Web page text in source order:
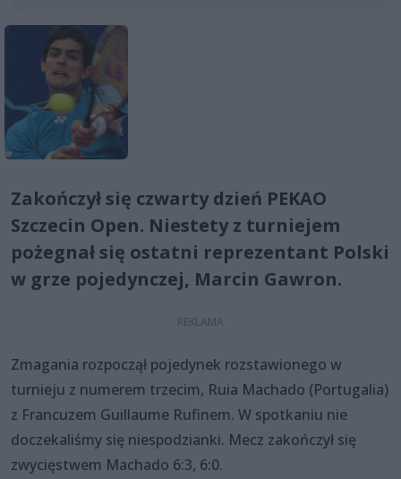
Zakończył się czwarty dzień PEKAO
Szczecin Open. Niestety z turniejem
pożegnał się ostatni reprezentant Polski
w grze pojedynczej, Marcin Gawron.
Zmagania rozpoczął pojedynek rozstawionego w
turnieju z numerem trzecim, Ruia Machado (Portugalia)
z Francuzem Guillaume Rufinem. W spotkaniu nie
doczekaliśmy się niespodzianki. Mecz zakończył się
zwycięstwem Machado 6:3, 6:0.